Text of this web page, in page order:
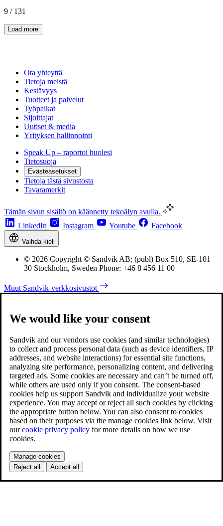
9 / 131
Load more
Ota yhteyttä
Tietoja meistä
Kestävyys
Tuotteet ja palvelut
Työpaikat
Sijoittajat
Uutiset & media
Yrityksen hallinnointi
Speak Up – raportoi huolesi
Tietosuoja
Evästeasetukset
Tietoja tästä sivustosta
Tavaramerkit
Tämän sivun sisältö on käännetty tekoälyn avulla.
LinkedIn
Instagram Youtube Facebook
Vaihda kieli
© 2026 Copyright © Sandvik AB; (publ) Box 510, SE-101
30 Stockholm, Sweden Phone: +46 8 456 11 00
Muut Sandvik-verkkosivustot
We would like your consent
Sandvik and our vendors use cookies (and similar technologies)
to collect and process personal data (such as device identifiers, IP
addresses, and website interactions) for essential site functions,
analyzing site performance, personalizing content, and delivering
targeted ads. Some cookies are necessary and can’t be turned off,
while others are used only if you consent. The consent-based
cookies help us support Sandvik and individualize your website
experience. You may accept or reject all such cookies by clicking
the appropriate button below. You can also consent to cookies
based on their purposes via the manage cookies link below. Visit
ourcookie privacy policy for more details on how we use
cookies.
Manage cookies
Reject all
Accept all